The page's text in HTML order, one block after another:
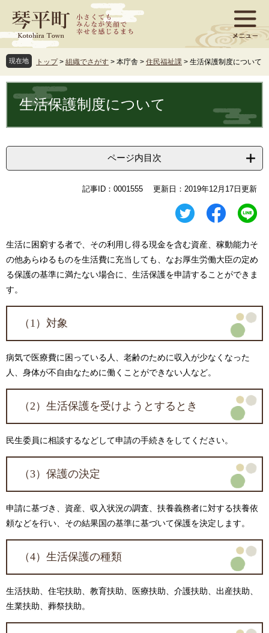
ジ
先
頭
で
ュ
を
飛
ば
へ
現在地 トップ > 組織でさがす > 本庁舎 > 住民福祉課 > 生活保護制度について
文 生活保護制度について
ページ内目次
記事ID：0001555 更新日：2019年12月17日更新
生活に困窮する者で、その利用し得る現金を含む資産、稼動能力そ
の他あらゆるものを生活費に充当しても、なお厚生労働大臣の定め
る保護の基準に満たない場合に、生活保護を申請することができま
す。
（1）対象
病気で医療費に困っている人、老齢のために収入が少なくなった
人、身体が不自由なために働くことができない人など。
（2）生活保護を受けようとするとき
民生委員に相談するなどして申請の手続きをしてください。
（3）保護の決定
申請に基づき、資産、収入状況の調査、扶養義務者に対する扶養依
頼などを行い、その結果国の基準に基づいて保護を決定します。
（4）生活保護の種類
生活扶助、住宅扶助、教育扶助、医療扶助、介護扶助、出産扶助、
生業扶助、葬祭扶助。